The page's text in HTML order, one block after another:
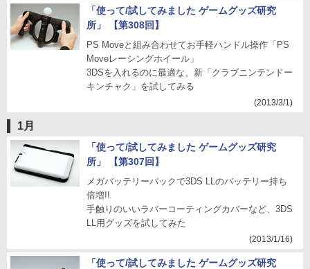
「使って/試してみました ゲームグッズ研究
所」 【第308回】
PS Moveと組み合わせてお手軽ハンドル操作「PS
Moveレーシングホイール」
3DSを入れるのに最適な、新「クラブニンテンドー
キンチャク」を試してみる
(2013/3/1)
1月
「使って/試してみました ゲームグッズ研究
所」 【第307回】
メガバッテリーパックで3DS LLのバッテリー持ち
倍増!!
手触りのいいラバーコーティングカバーなど、3DS
LL用グッズを試してみた
(2013/1/16)
「使って/試してみました ゲームグッズ研究